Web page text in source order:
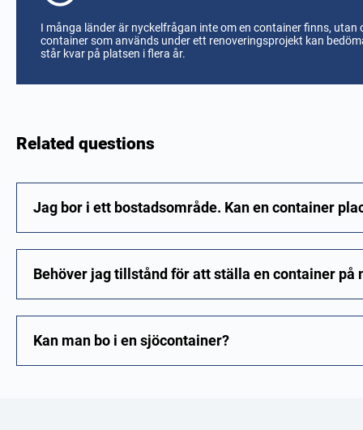
I många länder är nyckelfrågan inte om en container finns, utan
container som används under ett renoveringsprojekt kan
står kvar på platsen i flera år.
Related questions
Jag bor i ett bostadsområde. Kan en container
Behöver jag tillstånd för att ställa en container
Kan man bo i en sjöcontainer?